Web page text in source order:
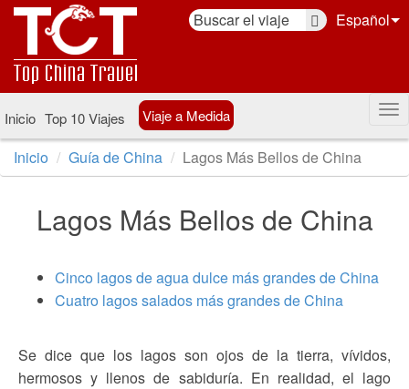
Español
Inicio Top 10 Viajes Viaje a Medida
Inicio Guía de China Lagos Más Bellos de China
Lagos Más Bellos de China
Cinco lagos de agua dulce más grandes de China
Cuatro lagos salados más grandes de China
Se dice que los lagos son ojos de la tierra, vívidos,
hermosos y llenos de sabiduría. En realidad, el lago